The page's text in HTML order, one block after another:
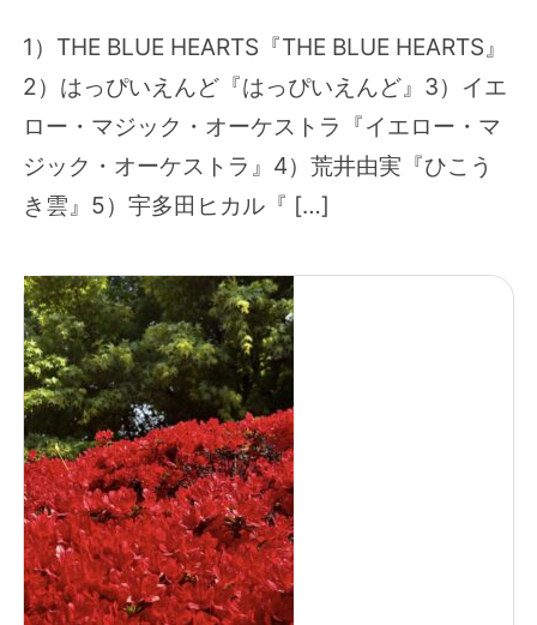
1）THE BLUE HEARTS『THE BLUE HEARTS』
2）はっぴいえんど『はっぴいえんど』3）イエ
ロー・マジック・オーケストラ『イエロー・マ
ジック・オーケストラ』4）荒井由実『ひこう
き雲』5）宇多田ヒカル『 […]